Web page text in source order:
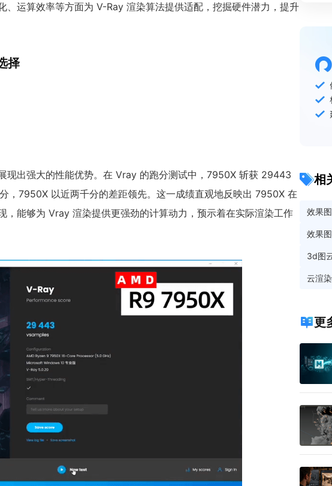
、运算效率等方面为 V-Ray 渲染算法提供适配，挖掘硬件潜力，提升
择
现出强大的性能优势。在 Vray 的跑分测试中，7950X 斩获 29443
，7950X 以近两千分的差距领先。这一成绩直观地反映出 7950X 在
，能够为 Vray 渲染提供更强劲的计算动力，预示着在实际渲染工作
相
效果
效果
3d图
云渲染
更